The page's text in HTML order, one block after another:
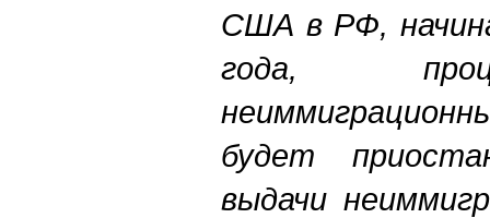
США в РФ,
года,
будет
выдачи